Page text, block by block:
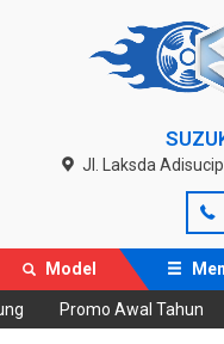
Jl. Laksda
Model
Promo Awal Tahun